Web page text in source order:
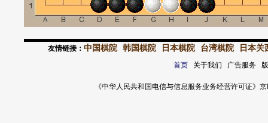
友情链接： 中国棋院 韩国棋院 日本棋院 台湾棋院 日本关
首页关于我们 广告服务
《中华人民共和国电信与信息服务业务经营许可证